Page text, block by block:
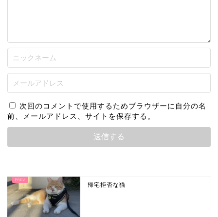
次回のコメントで使用するためブラウザーに自分の名
前、メールアドレス、サイトを保存する。
帰宅拒否な猫